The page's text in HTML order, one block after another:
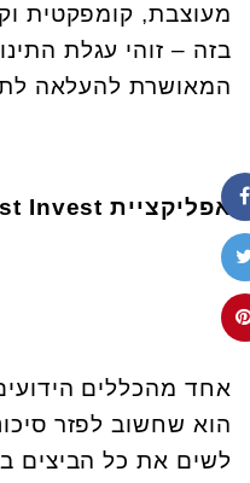
מעוצבת, קומפקטית
בזה – זוהי עגלת
המאושרת להעלאה
אפליקציית Invest
אחד מהכללים
הוא שחשוב לפזר
לשים את כל הביצים